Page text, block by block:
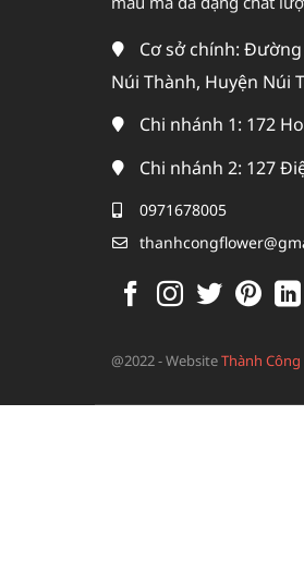
Cơ sở chính:
Núi Thành, Huyện Núi
Chi nhánh 1: 172
Chi nhánh 2: 127
0971678005
@2022 - WebsiteThành